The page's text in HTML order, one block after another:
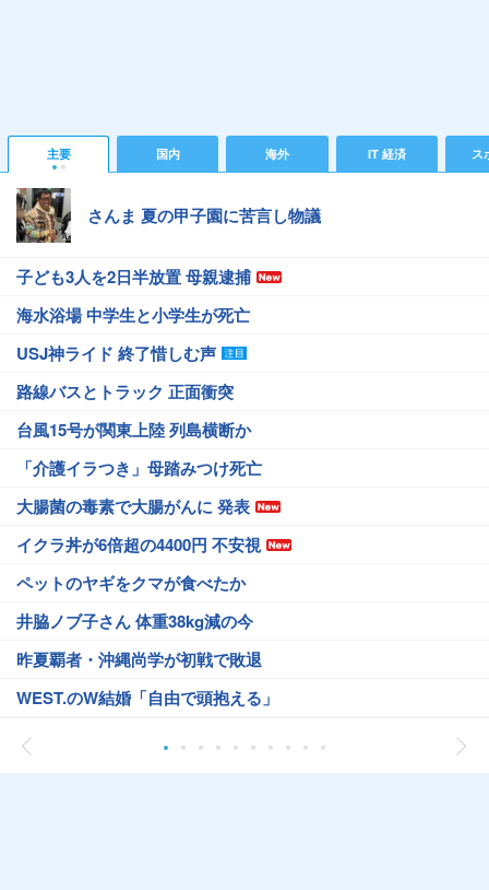
主要 国内 海外 IT 経済 ス
さんま 夏の甲子園に苦言し物議
子ども3人を2日半放置 母親逮捕
海水浴場 中学生と小学生が死亡
USJ神ライド 終了惜しむ声
路線バスとトラック 正面衝突
台風15号が関東上陸 列島横断か
「介護イラつき」母踏みつけ死亡
大腸菌の毒素で大腸がんに 発表
イクラ丼が6倍超の4400円 不安視
ペットのヤギをクマが食べたか
井脇ノブ子さん 体重38kg減の今
昨夏覇者・沖縄尚学が初戦で敗退
WEST.のW結婚「自由で頭抱える」